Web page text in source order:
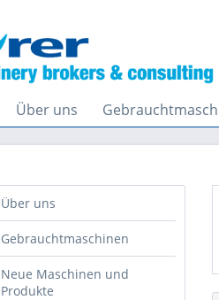
Über uns
Über uns
Gebrauchtmaschinen
Neue Maschinen und
Produkte